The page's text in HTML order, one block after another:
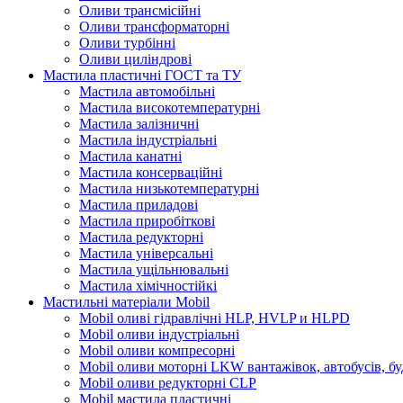
Оливи трансмісійні
Оливи трансформаторні
Оливи турбінні
Оливи циліндрові
Мастила пластичні ГОСТ та ТУ
Мастила автомобільні
Мастила високотемпературні
Мастила залізничні
Мастила індустріальні
Мастила канатні
Мастила консерваційні
Мастила низькотемпературні
Мастила приладові
Мастила приробіткові
Мастила редукторні
Мастила універсальні
Мастила ущільнювальні
Мастила хімічностійкі
Мастильні матеріали Mobil
Mobil оливі гідравлічні HLP, HVLP и HLPD
Mobil оливи індустріальні
Mobil оливи компресорні
Mobil оливи моторні LKW вантажівок, автобусів,
Mobil оливи редукторні CLP
Mobil мастила пластичні